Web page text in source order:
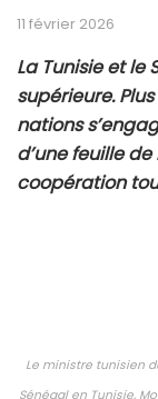
11 février 2026
La Tunisie et le
supérieure.
nations
d’une feuille
coopération